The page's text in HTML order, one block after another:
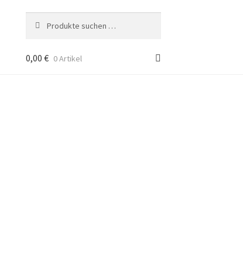
nach:
0,00 € 0 Artikel